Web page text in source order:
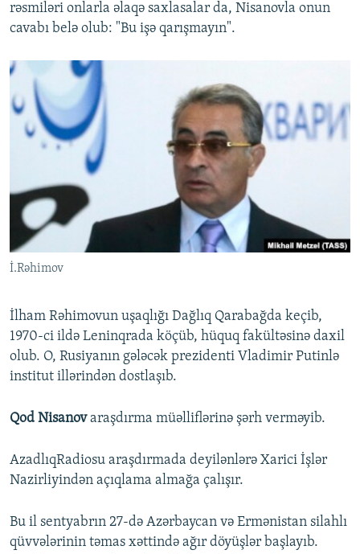
rəsmiləri onlarla əlaqə saxlasalar da, Nisanovla onun
cavabı belə olub: "Bu işə qarışmayın".
İ.Rəhimov
İlham Rəhimovun uşaqlığı Dağlıq Qarabağda keçib,
1970-ci ildə Leninqrada köçüb, hüquq fakültəsinə daxil
olub. O, Rusiyanın gələcək prezidenti Vladimir Putinlə
institut illərindən dostlaşıb.
Qod Nisanovaraşdırma müəlliflərinə şərh verməyib.
AzadlıqRadiosu araşdırmada deyilənlərə Xarici İşlər
Nazirliyindən açıqlama almağa çalışır.
Bu il sentyabrın 27-də Azərbaycan və Ermənistan silahlı
qüvvələrinin təmas xəttində ağır döyüşlər başlayıb.